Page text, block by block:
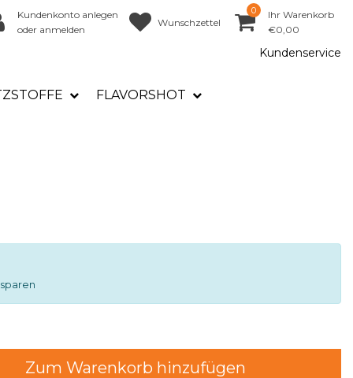
Kundenkonto anlegen
oder anmelden
Wunschzettel
0
Ihr Warenkorb
€0,00
Kundenservice
FLAVORSHOT
Zum Warenkorb hinzufügen